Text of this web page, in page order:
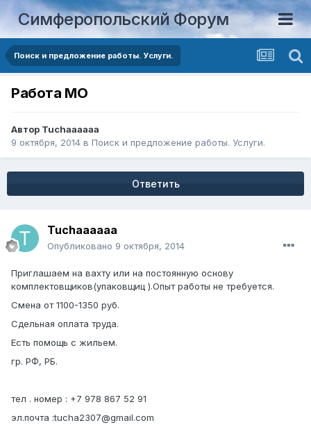
Симферопольский Форум
Поиск и предложение работы. Услуги.
Работа МО
Автор Tuchaaaaaa
9 октября, 2014 в Поиск и предложение работы. Услуги.
Ответить
Tuchaaaaaa
Опубликовано 9 октября, 2014
Приглашаем на вахту или на постоянную основу
комплектовщиков(упаковщиц ).Опыт работы не требуется.
Смена от 1100-1350 руб.
Сдельная оплата труда.
Есть помощь с жильем.
гр. РФ, РБ.
тел . номер : +7 978 867 52 91
эл.почта :tucha2307@gmail.com